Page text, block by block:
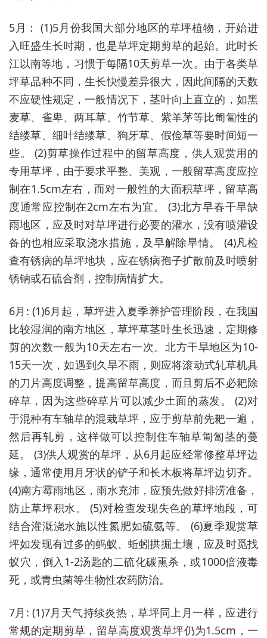
5月： (1)5月份我国大部分地区的草坪植物，开始进
入旺盛生长时期，也是草坪定期剪草的起始。此时长
江以南等地，习惯于每隔10天剪草一次。由于各类草
坪草品种不同，生长快慢差异很大，因此间隔的天数
不应硬性规定，一般情况下，茎叶向上直立的，如黑
麦草、雀卑、两耳草、竹节草、紫羊茅等比匍匐性的
结缕草、细叶结缕草、狗牙草、假俭草等要时间短一
些。 (2)剪草操作过程中的留草高度，供人观赏用的
专用草坪，由于要求平整、美观，一般留草高度应控
制在1.5cm左右，而对一般性的大面积草坪，留草高
度通常应控制在2cm左右为宜。 (3)北方早春干旱缺
雨地区，应及时对草坪进行必要的灌水，没有喷灌设
备的也相应采取浇水措施，及早解除旱情。 (4)凡检
查有锈病的草坪地块，应在锈病孢子扩散前及时喷射
锈钠或石硫合剂，控制病情扩大。
6月: (1)6月起，草坪进入夏季养护管理阶段，在我国
比较湿润的南方地区，草坪草茎叶生长迅速，定期修
剪的次数一般为10天左右一次。北方干旱地区为10-
15天一次，如遇到久旱不雨，则应将滚动式轧草机具
的刀片高度调整，提高留草高度，而且剪后不必耙除
碎草，因为这些碎草片可以减少土面的蒸发。 (2)对
于混种有车轴草的混栽草坪，应于剪草前先耙一遍，
然后再轧剪，这样做可以控制住车轴草匍匐茎的蔓
延。 (3)供人观赏的草坪，从6月起应经常修整草坪边
缘，通常使用月牙状的铲子和长木板将草坪边切齐。
(4)南方霉雨地区，雨水充沛，应预先做好排涝准备，
防止草坪积水。 (5)对检查发现失色的草坪地段，可
结合灌溉浇水施以性氮肥如硫氨等。 (6)夏季观赏草
坪如发现有过多的蚂蚁、蚯蚓拱掘土壤，应及时觅找
蚁穴，倒入1-2汤匙的二硫化碳熏杀，或1000倍液毒
死，或青虫菌等生物性农药防治。
7月: (1)7月天气持续炎热，草坪同上月一样，应进行
常规的定期剪草，留草高度观赏草坪仍为1.5cm，一